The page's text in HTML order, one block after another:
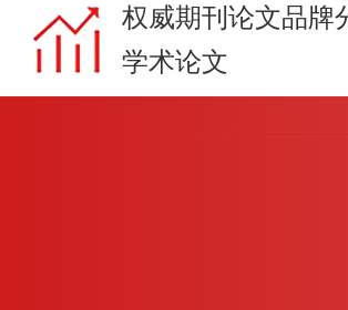
权威期刊论文品牌
学术论文